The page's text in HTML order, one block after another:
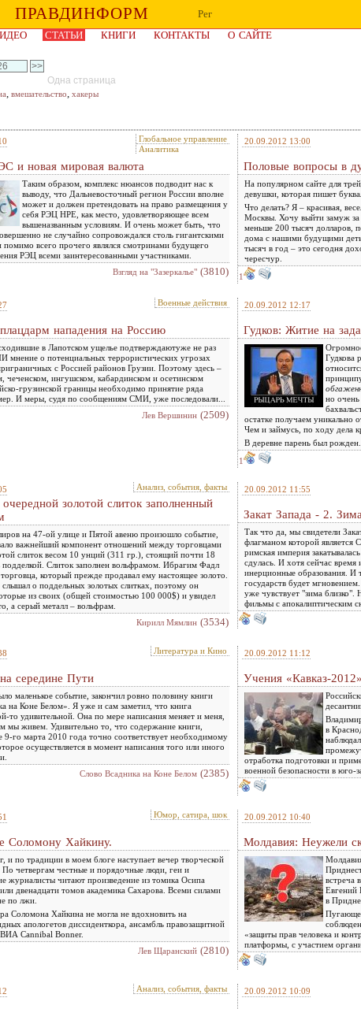
ПРАВДИНФОРМ
Рег
СТАТЬИ КНИГИ КОНТАКТЫ О САЙТЕ
Одна страница
, вмешательство, хакеры
Глобальное управление
Аналитика
и новая мировая валюта
Таким образом, комплекс нюансов подводит нас к
выводу, что Дальневосточный регион России вполне
может и должен претендовать на право размещения у
себя РЭЦ НРЕ, как место, удовлетворяющее всем
вышеназванным условиям. И очень может быть, что
не случайно сопровождался столь гигантскими
помимо всего прочего являлся смотринами будущего
РЭЦ всеми заинтересованными участниками.
Взгляд на "Зазеркалье" (3810)
20.09.2012 13:00
Половые вопросы в
На популярном сайте для
девушки, которая пишет
Что делать? Я – красивая,
Москвы. Хочу выйти замуж за
меньше 200 тысяч долларов,
дома с нашими будущими
тысяч в год – это сегодня
чересчур.
1
Военные действия
нападения на Россию
в Лапотском ущелье подтверждаютуже не раз
мнение о потенциальных террористических угрозах
с Россией районов Грузии. Поэтому здесь –
чеченском, ингушском, кабардинском и осетинском
грузинской границы необходимо принятие ряда
И меры, судя по сообщениям СМИ, уже последовали...
Лев Вершинин (2509)
20.09.2012 12:17
Гудков: Житие на
Гудкова
но
остатке получаем уникально
Чем и займусь, по ходу дела
В деревне парень был рожден...
1
Анализ, события, факты
золотой слиток заполненный
на 47-ой улице и Пятой авеню произошло событие,
важнейший компонент отношений между торговцами
слиток весом 10 унций (311 гр.), стоящий почти 18
подделкой. Слиток заполнен вольфрамом. Ибрагим Фадл
который прежде продавал ему настоящее золото.
о поддельных золотых слитках, поэтому он
из своих (общей стоимостью 100 000$) и увидел
а серый металл – вольфрам.
Кирилл Мямлин (3534)
20.09.2012 11:55
Закат Запада - 2.
Так что да, мы свидетели
флагманом которой
римская империя
сдулась. И хотя сейчас время
инерционные образования. И
государств будет
уже чувствует "зима
фильмы с апокалиптическим
Литература и Кино
середине Пути
маленькое событие, закончил ровно половину книги
на Коне Белом». Я уже и сам заметил, что книга
то удивительной. Она по мере написания меняет и меня,
мы живем. Удивительно то, что содержание книги,
9-го марта 2010 года точно соответствует необходимому
осуществляется в момент написания того или иного
Слово Всадника на Коне Белом (2385)
20.09.2012 11:12
Учения «Кавказ-
в
отработка подготовки и
военной безопасности в юго-
Юмор, сатира, шок
Соломону Хайкину.
и по традиции в моем блоге наступает вечер творческой
По четвергам честные и порядочные люди, геи и
журналисты читают произведение из томика Осипа
двенадцати томов академика Сахарова. Всеми силами
по лжи.
Соломона Хайкина не могла не вдохновить на
апологетов диссиденткора, ансамбль правозащитной
Cannibal Bonner.
Лев Щаранский (2810)
20.09.2012 10:40
Молдавия: Неужели
встреча
Евгений
в
Пугающе
«защиты прав человека и
платформы, с участием
Анализ, события, факты 20.09.2012 10:09